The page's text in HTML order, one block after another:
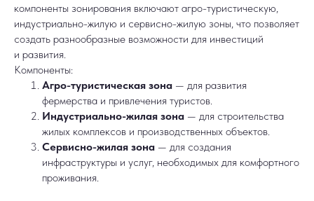
компоненты зонирования включают агро-туристическую,
индустриально-жилую и сервисно-жилую зоны, что позволяет
создать разнообразные возможности для инвестиций
и развития.
Компоненты:
Агро-туристическая зона — для развития
фермерства и привлечения туристов.
Индустриально-жилая зона — для строительства
жилых комплексов и производственных объектов.
Сервисно-жилая зона — для создания
инфраструктуры и услуг, необходимых для комфортного
проживания.